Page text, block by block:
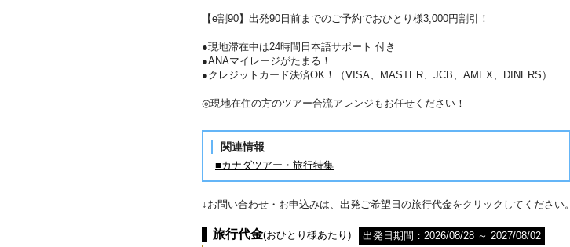
【e割90】出発90日前までのご予約でおひとり様3,000円割引！
●現地滞在中は24時間日本語サポート 付き
●ANAマイレージがたまる！
●クレジットカード決済OK！（VISA、MASTER、JCB、AMEX、DINERS）
◎現地在住の方のツアー合流アレンジもお任せください！
関連情報
■カナダツアー・旅行特集
↓お問い合わせ・お申込みは、出発ご希望日の旅行代金をクリックしてください。
旅行代金(おひとり様あたり)
出発日期間：2026/08/28 ～ 2027/08/02